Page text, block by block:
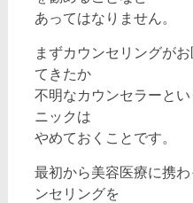
あってはなりません。
まずカウンセリングが
てきたか
不明なカウンセラーと
ニックは
やめておくことです。
最初から美容医療に携
ンセリングを